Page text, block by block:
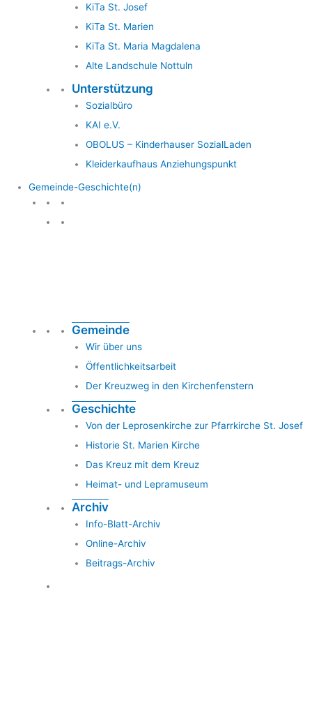
KiTa St. Josef
KiTa St. Marien
KiTa St. Maria Magdalena
Alte Landschule Nottuln
Unterstützung
Sozialbüro
KAI e.V.
OBOLUS – Kinderhauser SozialLaden
Kleiderkaufhaus Anziehungspunkt
Gemeinde-Geschichte(n)
Gemeinde
Wir über uns
Öffentlichkeitsarbeit
Der Kreuzweg in den Kirchenfenstern
Geschichte
Von der Leprosenkirche zur Pfarrkirche St. Josef
Historie St. Marien Kirche
Das Kreuz mit dem Kreuz
Heimat- und Lepramuseum
Archiv
Info-Blatt-Archiv
Online-Archiv
Beitrags-Archiv